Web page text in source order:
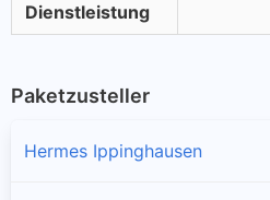
Dienstleistung
Paketzusteller
Hermes Ippinghausen